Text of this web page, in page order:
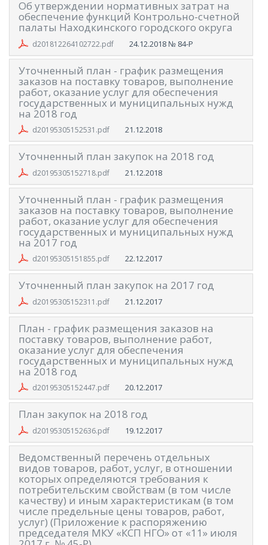
Об утверждении нормативных затрат на
обеспечение функций Контрольно-счетной
палаты Находкинского городского округа
d201812264102722.pdf 24.12.2018 № 84-Р
Уточненный план - график размещения
заказов на поставку товаров, выполнение
работ, оказание услуг для обеспечения
государственных и муниципальных нужд
на 2018 год
d20195305152531.pdf 21.12.2018
Уточненный план закупок на 2018 год
d20195305152718.pdf 21.12.2018
Уточненный план - график размещения
заказов на поставку товаров, выполнение
работ, оказание услуг для обеспечения
государственных и муниципальных нужд
на 2017 год
d20195305151855.pdf 22.12.2017
Уточненный план закупок на 2017 год
d20195305152311.pdf 21.12.2017
План - график размещения заказов на
поставку товаров, выполнение работ,
оказание услуг для обеспечения
государственных и муниципальных нужд
на 2018 год
d20195305152447.pdf 20.12.2017
План закупок на 2018 год
d20195305152636.pdf 19.12.2017
Ведомственный перечень отдельных
видов товаров, работ, услуг, в отношении
которых определяются требования к
потребительским свойствам (в том числе
качеству) и иным характеристикам (в том
числе предельные цены товаров, работ,
услуг) (Приложение к распоряжению
председателя МКУ «КСП НГО» от «11» июля